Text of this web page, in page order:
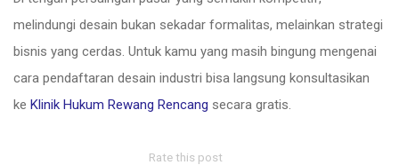
melindungi desain bukan sekadar formalitas, melainkan strategi
bisnis yang cerdas. Untuk kamu yang masih bingung mengenai
cara pendaftaran desain industri bisa langsung konsultasikan
ke Klinik Hukum Rewang Rencang secara gratis.
Rate this post